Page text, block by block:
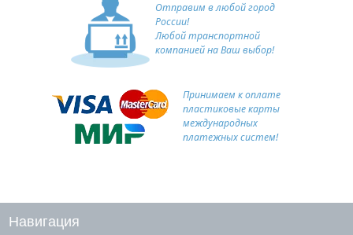
Отправим в любой город
России!
Любой транспортной
компанией на Ваш выбор!
Принимаем к оплате
пластиковые карты
международных
платежных систем!
Навигация